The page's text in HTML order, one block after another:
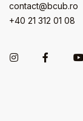
contact@bcub.ro
+40 21 312 01 08